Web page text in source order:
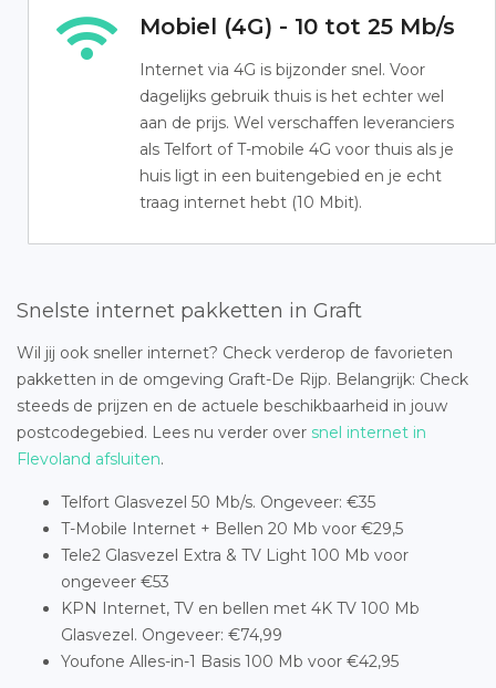
Mobiel (4G) - 10 tot 25 Mb/s
Internet via 4G is bijzonder snel. Voor
dagelijks gebruik thuis is het echter wel
aan de prijs. Wel verschaffen leveranciers
als Telfort of T-mobile 4G voor thuis als je
huis ligt in een buitengebied en je echt
traag internet hebt (10 Mbit).
Snelste internet pakketten in Graft
Wil jij ook sneller internet? Check verderop de favorieten
pakketten in de omgeving Graft-De Rijp. Belangrijk: Check
steeds de prijzen en de actuele beschikbaarheid in jouw
postcodegebied. Lees nu verder over snel internet in
Flevoland afsluiten.
Telfort Glasvezel 50 Mb/s. Ongeveer: €35
T-Mobile Internet + Bellen 20 Mb voor €29,5
Tele2 Glasvezel Extra & TV Light 100 Mb voor
ongeveer €53
KPN Internet, TV en bellen met 4K TV 100 Mb
Glasvezel. Ongeveer: €74,99
Youfone Alles-in-1 Basis 100 Mb voor €42,95